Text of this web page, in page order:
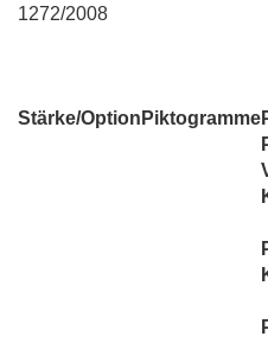
1272/2008
Stärke/Option Piktogramme